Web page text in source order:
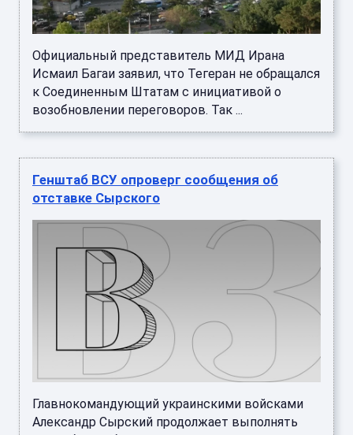
Официальный представитель МИД Ирана
Исмаил Багаи заявил, что Тегеран не обращался
к Соединенным Штатам с инициативой о
возобновлении переговоров. Так ...
Генштаб ВСУ опроверг сообщения об
отставке Сырского
Главнокомандующий украинскими войсками
Александр Сырский продолжает выполнять